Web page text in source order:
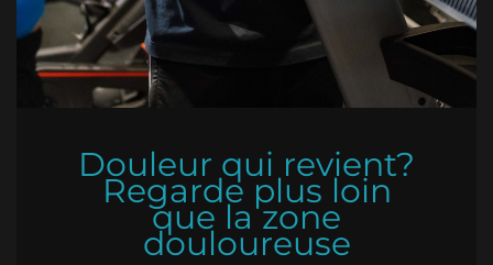
Douleur qui revient?
Regarde plus loin
que la zone
douloureuse